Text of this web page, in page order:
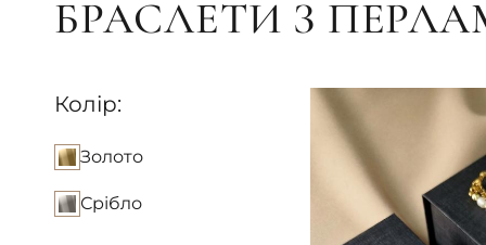
БРАСЛЕТИ З
Колір:
Золото
Срібло